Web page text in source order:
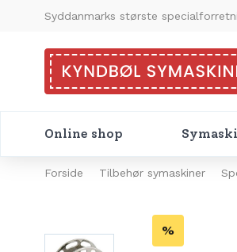
Syddanmarks største
Online shop
Forside Tilbehør symaskiner
%